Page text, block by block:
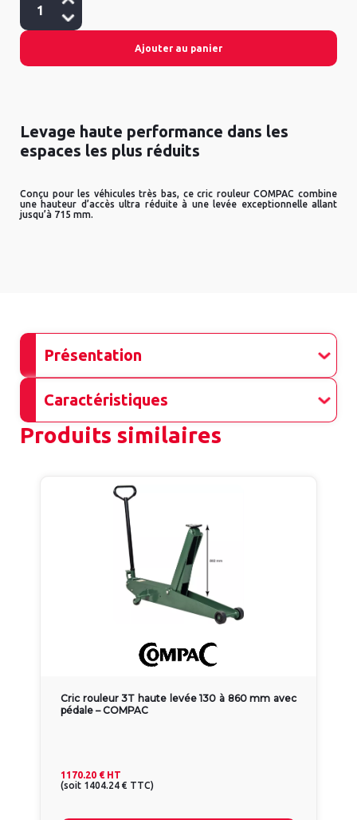
Ajouter au panier
Levage haute performance dans les
espaces les plus réduits
Conçu pour les véhicules très bas, ce cric rouleur COMPAC combine
une hauteur d’accès ultra réduite à une levée exceptionnelle allant
jusqu’à 715 mm.
Présentation
Caractéristiques
Produits similaires
Cric rouleur 3T haute levée 130 à 860 mm avec
pédale – COMPAC
1170.20 € HT
(soit 1404.24 € TTC)